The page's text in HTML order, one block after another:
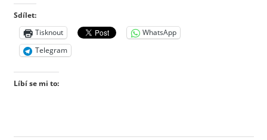
Sdílet:
Tisknout
WhatsApp
Telegram
Líbí se mi to: